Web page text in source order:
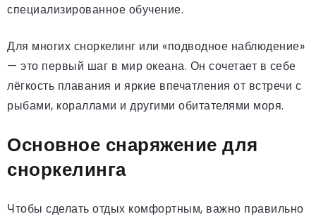
специализированное обучение.
Для многих сноркелинг или «подводное наблюдение»
— это первый шаг в мир океана. Он сочетает в себе
лёгкость плавания и яркие впечатления от встречи с
рыбами, кораллами и другими обитателями моря.
Основное снаряжение для
сноркелинга
Чтобы сделать отдых комфортным, важно правильно